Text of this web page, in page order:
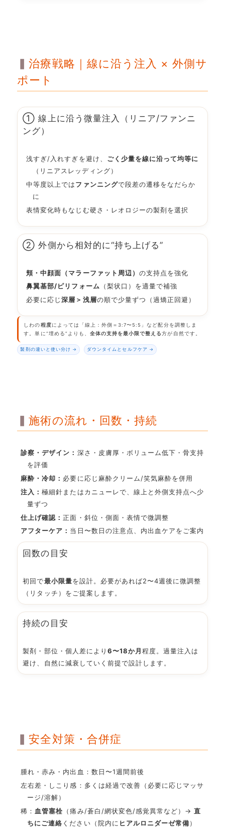
治療戦略｜線に沿う注入 × 外側サ
ポート
① 線上に沿う微量注入（リニア/ファンニ
ング）
浅すぎ/入れすぎを避け、 ごく少量を線に沿って均等に
（リニアスレッディング）
中等度以上ではファンニングで段差の遷移をなだらか
に
表情変化時もなじむ硬さ・レオロジーの製剤を選択
② 外側から相対的に“持ち上げる”
頬・中顔面（マラーファット周辺） の支持点を強化
鼻翼基部/ピリフォーム （梨状口）を適量で補強
必要に応じ深層＞浅層の順で少量ずつ（過矯正回避）
しわの程度によっては「線上：外側＝3:7〜5:5」など配分を調整しま
す。単に“埋める”よりも、 全体の支持を最小限で整える方が自然です。
製剤の違いと使い分け → ダウンタイムとセルフケア →
施術の流れ・回数・持続
診察・デザイン： 深さ・皮膚厚・ボリューム低下・骨支持
を評価
麻酔・冷却： 必要に応じ麻酔クリーム/笑気麻酔を併用
注入：極細針またはカニューレで、線上と外側支持点へ少
量ずつ
仕上げ確認：正面・斜位・側面・表情で微調整
アフターケア： 当日〜数日の注意点、内出血ケアをご案内
回数の目安
初回で最小限量を設計。必要があれば2〜4週後に微調整
（リタッチ）をご提案します。
持続の目安
製剤・部位・個人差により 6〜18か月程度。過量注入は
避け、自然に減衰していく前提で設計します。
安全対策・合併症
腫れ・赤み・内出血：数日〜1週間前後
左右差・しこり感：多くは経過で改善（必要に応じマッサ
ージ/溶解）
稀： 血管塞栓 （痛み/蒼白/網状変色/感覚異常など）→直
ちにご連絡 ください（院内に ヒアルロニダーゼ常備）